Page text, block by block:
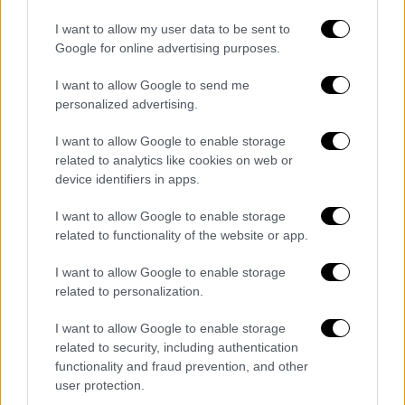
I want to allow my user data to be sent to
Google for online advertising purposes.
I want to allow Google to send me
personalized advertising.
I want to allow Google to enable storage
related to analytics like cookies on web or
device identifiers in apps.
I want to allow Google to enable storage
related to functionality of the website or app.
I want to allow Google to enable storage
related to personalization.
I want to allow Google to enable storage
related to security, including authentication
functionality and fraud prevention, and other
user protection.
Μπακασέτα, ο Τζούριτσιτς «χώθηκε» στην
άμυνα της Κηφισιάς ερχόμενος απ’ την πίσω
ζώνη, έκανε ένα κοντρόλ με το στήθος κι
έπιασε ένα γυριστό σουτ, όμως η μπάλα
πέρασε λίγο πάνω από τα δοκάρια του
Ξενόπουλου. Στο 41’ ο Παναθηναϊκός έχασε
μοναδική ευκαιρία να ανοίξει το σκορ, όταν
χαμηλό γύρισμα από τον Μλαντένοβιτς, ο
Μπρέγκου ολομόναχος απ’ τη μικρή περιοχή
έκανε κάκιστο τελείωμα πάνω απ’ τα
δοκάρια.
Ο ρυθμός του αγώνα παρέμεινε...
υποτονικός και στο δεύτερο ημίχρονο, με
τον Παναθηναϊκό να φτάνει εντέλει στη νίκη